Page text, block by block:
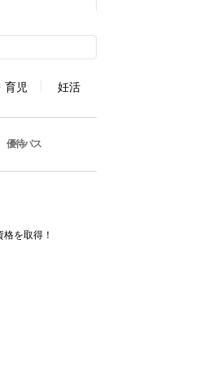
育児 妊活
優待パス
を取得！